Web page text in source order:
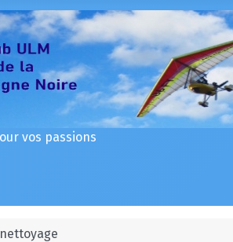
vos passions